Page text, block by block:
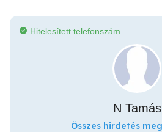
Hitelesített telefonszám
N Tamás
Összes hirdetés